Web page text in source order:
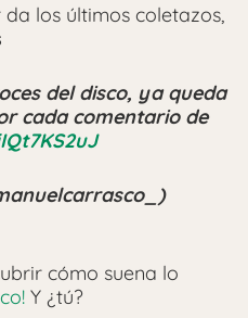
los últimos coletazos,
del disco, ya queda
cada comentario de
cómo suena lo
Y ¿tú?